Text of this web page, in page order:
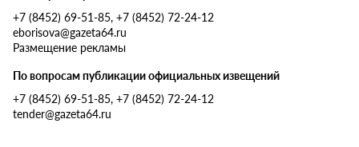
+7 (8452) 69-51-85, +7 (8452) 72-24-12
eborisova@gazeta64.ru
Размещение рекламы
По вопросам публикации официальных извещений
+7 (8452) 69-51-85, +7 (8452) 72-24-12
tender@gazeta64.ru